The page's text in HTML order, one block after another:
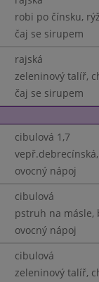
robi po čínsku,
čaj se sirupem
rajská
zeleninový talíř,
čaj se sirupem
cibulová 1,7
ovocný nápoj
cibulová
pstruh na másle,
ovocný nápoj
cibulová
zeleninový talíř,